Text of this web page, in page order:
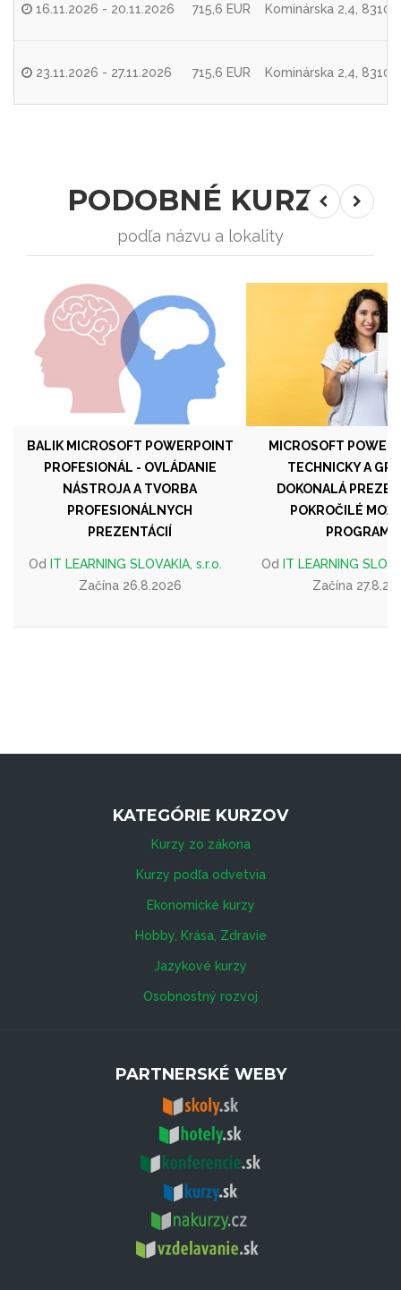
16.11.2026 - 20.11.2026 715,6 EUR Kominárska 2,4,
23.11.2026 - 27.11.2026 715,6 EUR Kominárska 2,4,
PODOBNÉ KURZY
podľa názvu a lokality
BALIK MICROSOFT POWERPOINT
PROFESIONÁL - OVLÁDANIE
NÁSTROJA A TVORBA
PROFESIONÁLNYCH
PREZENTÁCIÍ
Od IT LEARNING SLOVAKIA, s.r.o.
Začína 26.8.2026
MICROSOFT
TECHNICKY A
DOKONALÁ
POKROČILÉ
PROGRAMU
Od IT LEARNING
Začína
KATEGÓRIE KURZOV
Kurzy zo zákona
Kurzy podľa odvetvia
Ekonomické kurzy
Hobby, Krása, Zdravie
Jazykové kurzy
Osobnostný rozvoj
PARTNERSKÉ WEBY